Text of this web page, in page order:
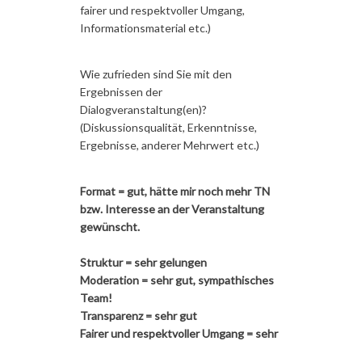
fairer und respektvoller Umgang,
Informationsmaterial etc.)
Wie zufrieden sind Sie mit den
Ergebnissen der
Dialogveranstaltung(en)?
(Diskussionsqualität, Erkenntnisse,
Ergebnisse, anderer Mehrwert etc.)
Format = gut, hätte mir noch mehr TN
bzw. Interesse an der Veranstaltung
gewünscht.
Struktur = sehr gelungen
Moderation = sehr gut, sympathisches
Team!
Transparenz = sehr gut
Fairer und respektvoller Umgang = sehr